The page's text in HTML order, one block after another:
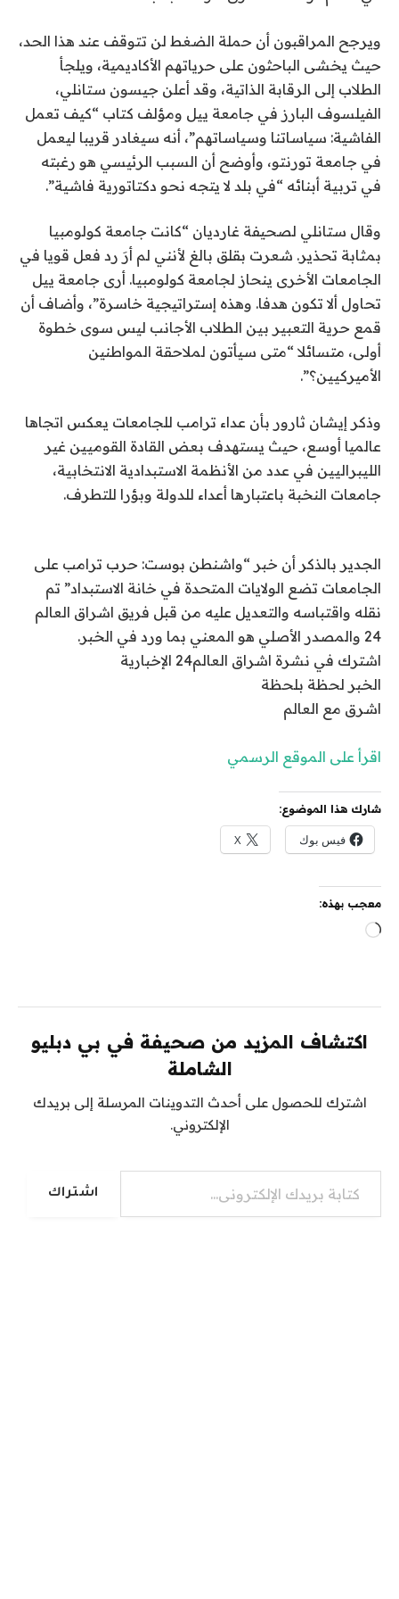
ويرجح المراقبون أن حملة الضغط لن تتوقف عند هذا الحد،
حيث يخشى الباحثون على حرياتهم الأكاديمية، ويلجأ
الطلاب إلى الرقابة الذاتية، وقد أعلن جيسون ستانلي،
الفيلسوف البارز في جامعة ييل ومؤلف كتاب “كيف تعمل
الفاشية: سياساتنا وسياساتهم”، أنه سيغادر قريبا ليعمل
في جامعة تورنتو، وأوضح أن السبب الرئيسي هو رغبته
في تربية أبنائه “في بلد لا يتجه نحو دكتاتورية فاشية”.
وقال ستانلي لصحيفة غارديان “كانت جامعة كولومبيا
بمثابة تحذير. شعرت بقلق بالغ لأنني لم أرَ رد فعل قويا في
الجامعات الأخرى ينحاز لجامعة كولومبيا. أرى جامعة ييل
تحاول ألا تكون هدفا. وهذه إستراتيجية خاسرة”، وأضاف أن
قمع حرية التعبير بين الطلاب الأجانب ليس سوى خطوة
أولى، متسائلا “متى سيأتون لملاحقة المواطنين
الأميركيين؟”.
وذكر إيشان ثارور بأن عداء ترامب للجامعات يعكس اتجاها
عالميا أوسع، حيث يستهدف بعض القادة القوميين غير
الليبراليين في عدد من الأنظمة الاستبدادية الانتخابية،
جامعات النخبة باعتبارها أعداء للدولة وبؤرا للتطرف.
الجدير بالذكر أن خبر “واشنطن بوست: حرب ترامب على
الجامعات تضع الولايات المتحدة في خانة الاستبداد” تم
نقله واقتباسه والتعديل عليه من قبل فريق اشراق العالم
24 والمصدر الأصلي هو المعني بما ورد في الخبر.
اشترك في نشرة اشراق العالم24 الإخبارية
الخبر لحظة بلحظة
اشرق مع العالم
اقرأ على الموقع الرسمي
شارك هذا الموضوع:
فيس بوك X
معجب بهذه:
جاري
اكتشاف المزيد من صحيفة في بي دبليو
الشاملة
اشترك للحصول على أحدث التدوينات المرسلة إلى بريدك
الإلكتروني.
كتابة بريدك الإلكتروني...
اشتراك